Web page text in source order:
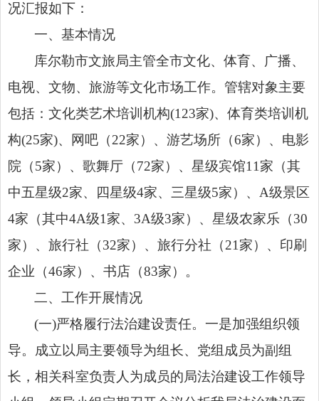
况汇报如下：
一、基本情况
库尔勒市文旅局主管全市文化、体育、广播、
电视、文物、旅游等文化市场工作。管辖对象主要
包括：文化类艺术培训机构(123家)、体育类培训机
构(25家)、网吧（22家）、游艺场所（6家）、电影
院（5家）、歌舞厅（72家）、星级宾馆11家（其
中五星级2家、四星级4家、三星级5家）、A级景区
4家（其中4A级1家、3A级3家）、星级农家乐（30
家）、旅行社（32家）、旅行分社（21家）、印刷
企业（46家）、书店（83家）。
二、工作开展情况
(一)严格履行法治建设责任。一是加强组织领
导。成立以局主要领导为组长、党组成员为副组
长，相关科室负责人 为成员的局法治建设工作领导